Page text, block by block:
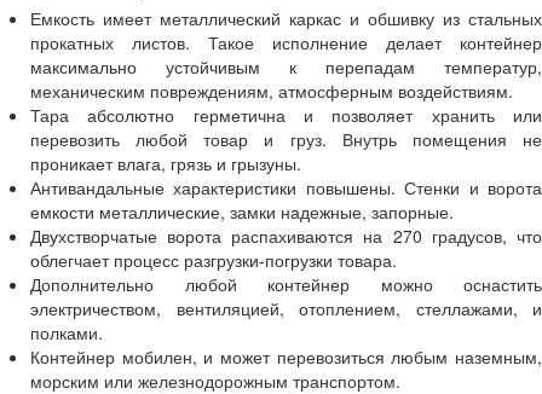
Емкость имеет металлический каркас и обшивку из стальных
прокатных листов. Такое исполнение делает контейнер
максимально устойчивым к перепадам температур,
механическим повреждениям, атмосферным воздействиям.
Тара абсолютно герметична и позволяет хранить или
перевозить любой товар и груз. Внутрь помещения не
проникает влага, грязь и грызуны.
Антивандальные характеристики повышены. Стенки и ворота
емкости металлические, замки надежные, запорные.
Двухстворчатые ворота распахиваются на 270 градусов, что
облегчает процесс разгрузки-погрузки товара.
Дополнительно любой контейнер можно оснастить
электричеством, вентиляцией, отоплением, стеллажами, и
полками.
Контейнер мобилен, и может перевозиться любым наземным,
морским или железнодорожным транспортом.